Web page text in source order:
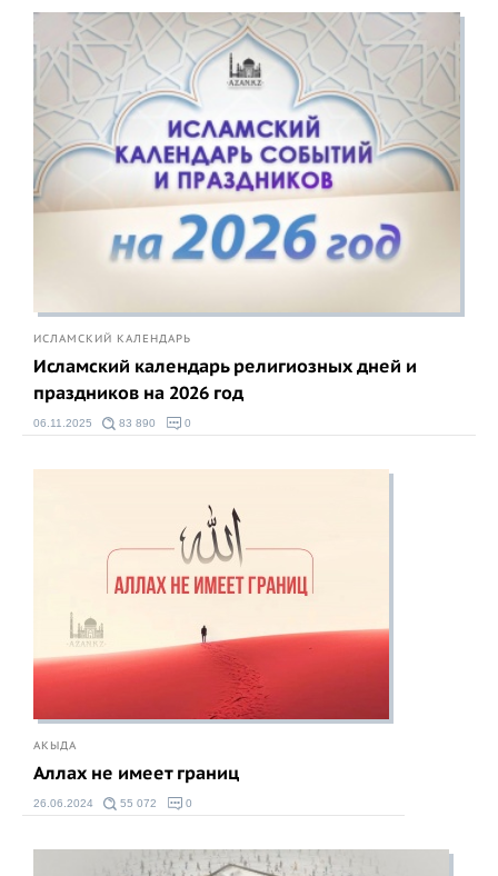
ИСЛАМСКИЙ КАЛЕНДАРЬ
Исламский календарь религиозных дней и
праздников на 2026 год
06.11.2025 83 890 0
АКЫДА
Аллах не имеет границ
26.06.2024 55 072 0